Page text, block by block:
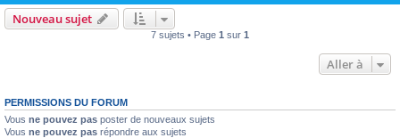
Nouveau sujet
7 sujets • Page 1 sur 1
Aller à
PERMISSIONS DU FORUM
Vous ne pouvez pas poster de nouveaux sujets
Vous ne pouvez pas répondre aux sujets